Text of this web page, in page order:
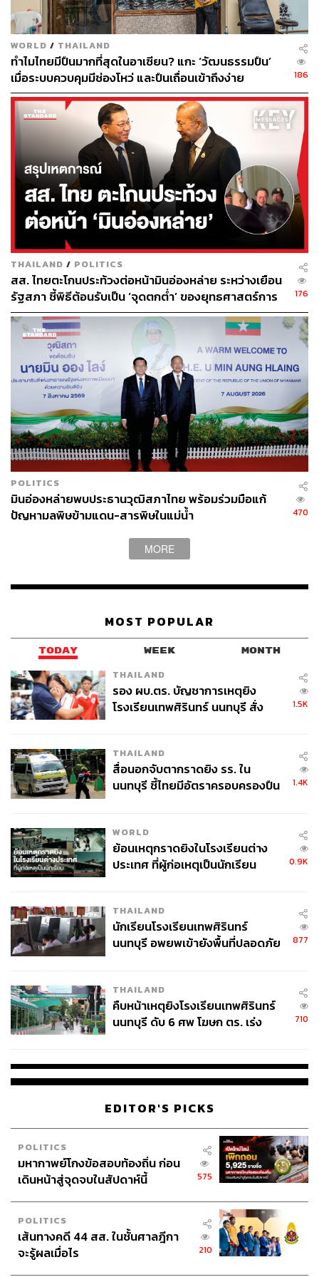
France
สมเด็จพระเจ้าลูกเธอ เจ้าฟ้าสิริวัณณวรี นารีรัตนราช
กัญญา
ราชวงศ์จักรี
339
THE STANDARD TEAM
WORLD / THAILAND
ทำไมไทยมีปืนมากที่สุดในอาเซียน? แกะ ‘วัฒนธรรมปืน’
เมื่อระบบควบคุมมีช่องโหว่ และปืนเถื่อนเข้าถึงง่าย
186
THAILAND / POLITICS
สส. ไทยตะโกนประท้วงต่อหน้ามินอ่องหล่าย ระหว่างเยือน
รัฐสภา ชี้พิธีต้อนรับเป็น ‘จุดตกต่ำ’ ของยุทธศาสตร์การ
ทูตไทย
176
POLITICS
มินอ่องหล่ายพบประธานวุฒิสภาไทย พร้อมร่วมมือแก้
ปัญหามลพิษข้ามแดน-สารพิษในแม่น้ำ
470
MORE
MOST POPULAR
TODAY WEEK MONTH
THAILAND
รอง ผบ.ตร. บัญชาการเหตุยิง
โรงเรียนเทพศิรินทร์ นนทบุรี สั่ง
1.5K
THAILAND
สื่อนอกจับตากราดยิง รร. ใน
นนทบุรี ชี้ไทยมีอัตราครอบครองปืน
1.4K
WORLD
ย้อนเหตุกราดยิงในโรงเรียนต่าง
ประเทศ ที่ผู้ก่อเหตุเป็นนักเรียน
0.9K
THAILAND
นักเรียนโรงเรียนเทพศิรินทร์
นนทบุรี อพยพเข้ายังพื้นที่ปลอดภัย
877
THAILAND
คืบหน้าเหตุยิงโรงเรียนเทพศิรินทร์
นนทบุรี ดับ 6 ศพ โฆษก ตร. เร่ง
710
EDITOR'S PICKS
POLITICS
มหากาพย์โกงข้อสอบท้องถิ่น ก่อน
เดินหน้าสู่จุดจบในสัปดาห์นี้
575
POLITICS
เส้นทางคดี 44 สส. ในชั้นศาลฎีกา
จะรู้ผลเมื่อไร
210